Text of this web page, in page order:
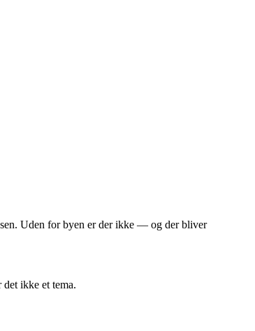
Uden for byen er der ikke — og der bliver
ikke et tema.